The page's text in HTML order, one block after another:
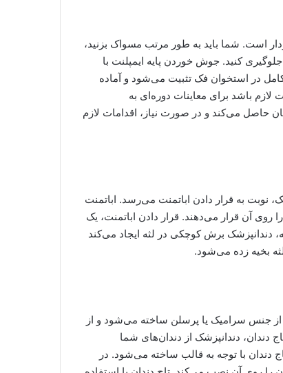
است. شما باید به طور مرتب مسواک بزنید،
کنید. جوش خوردن پایه ایمپلنت با
در استخوان فک تثبیت می‌شود و آماده
باشد برای معاینات دوره‌ای به
حاصل می‌کند و در صورت نیاز، اقدامات لازم
به قرار دادن اباتمنت می‌رسد. اباتمنت
آن قرار می‌دهند. قرار دادن اباتمنت، یک
برش کوچکی در لثه ایجاد می‌کند
بخیه زده می‌شود.
از جنس سرامیک یا پرسلن ساخته می‌شود و از
دندانپزشک از دندان‌های شما
دندان با توجه به قالب ساخته می‌شود. در